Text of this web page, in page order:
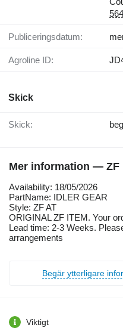
Publiceringsdatum:
Agroline ID:
Skick
Skick:
Mer information — ZF
Availability: 18/05/2026
PartName: IDLER GEAR
Style: ZF AT
ORIGINAL ZF ITEM. Your
Lead time: 2-3 Weeks.
arrangements
Begär ytterligare
Viktigt